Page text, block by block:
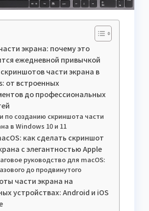
экрана: почему это
ежедневной привычкой
части экрана в
от встроенных
до профессиональных
по созданию скриншота части
в Windows 10 и 11
как сделать скриншот
с элегантностью Apple
руководство для macOS:
до продвинутого
части экрана на
устройствах: Android и iOS